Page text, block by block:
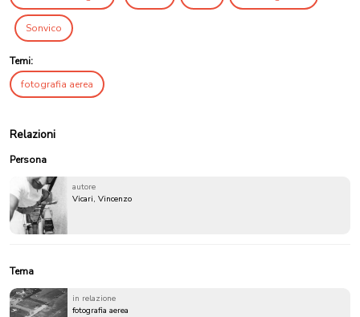
Sonvico
Temi:
fotografia aerea
Relazioni
Persona
autore
Vicari, Vincenzo
Tema
in relazione
fotografia aerea